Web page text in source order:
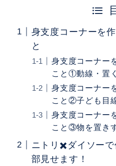
身支度コーナーを
と
身支度コーナー
こと①動線・置
身支度コーナー
こと②子ども目
身支度コーナー
こと③物を置き
ニトリ✖️ダイソー
部見せます！